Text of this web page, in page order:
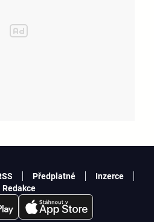
Předplatné
Inzerce
Redakce